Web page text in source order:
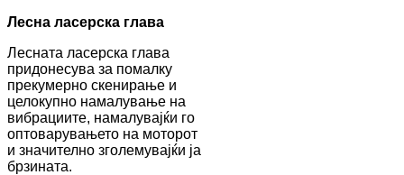
Лесна ласерска глава
Лесната ласерска глава
придонесува за помалку
прекумерно скенирање и
целокупно намалување на
вибрациите, намалувајќи го
оптоварувањето на моторот
и значително зголемувајќи ја
брзината.